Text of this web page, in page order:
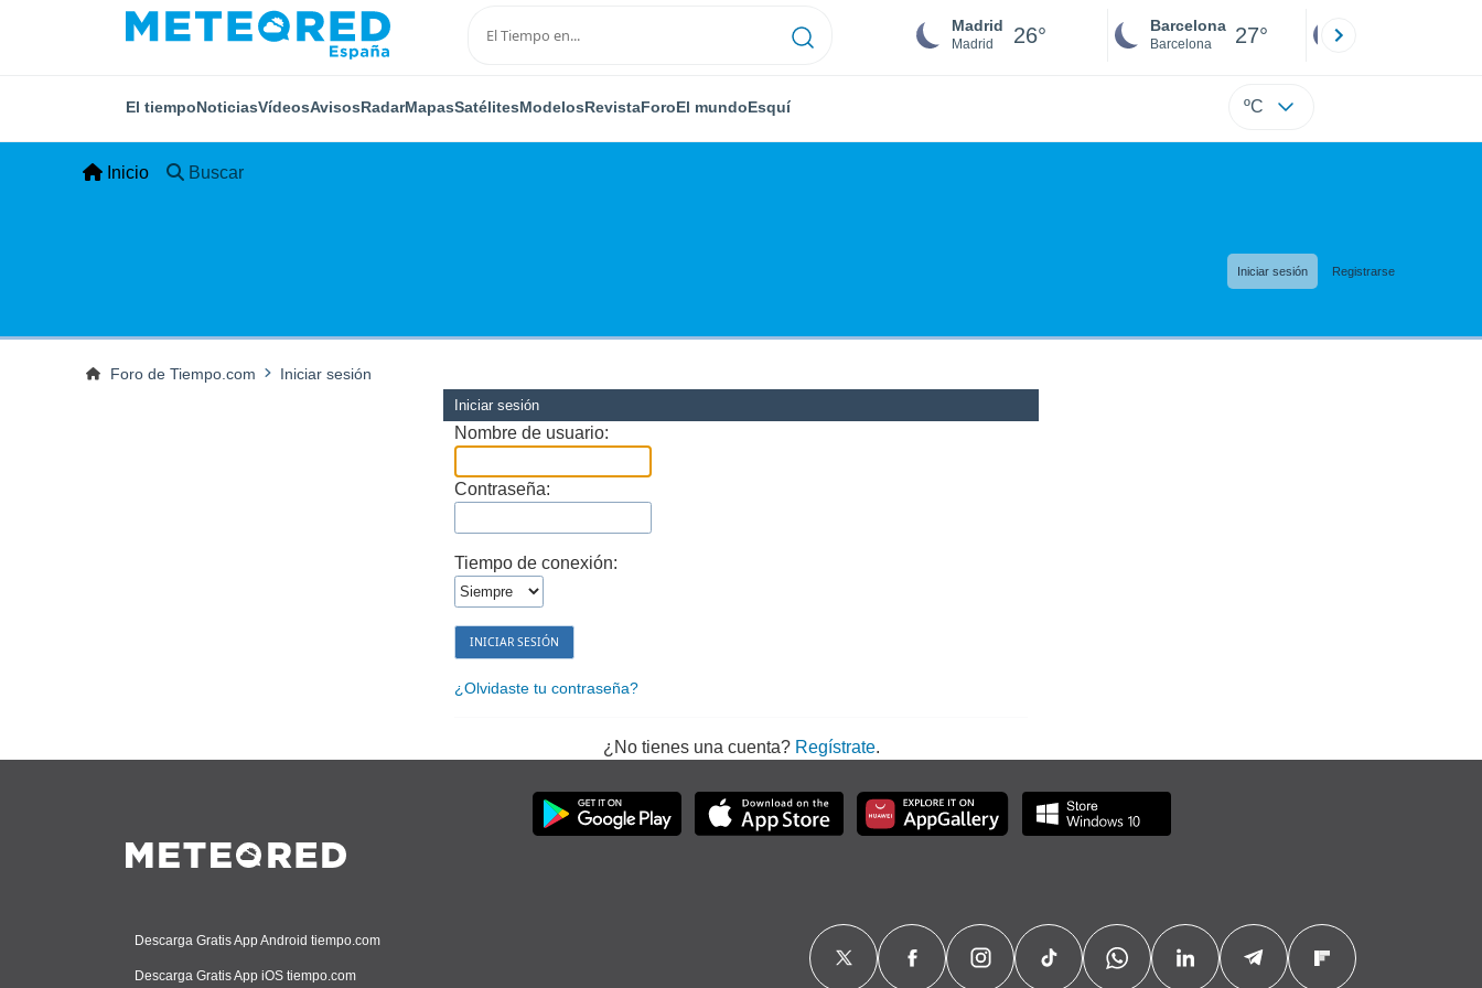
Madrid
Madrid 26° Barcelona
Barcelona 27°
El tiempoNoticiasVídeosAvisosRadarMapasSatélitesModelosRevistaForoEl mundoEsquí ºC
Inicio Buscar
Iniciar sesión Registrarse
Foro de Tiempo.com Iniciar sesión
Iniciar sesión
Nombre de usuario:
Contraseña:
Tiempo de conexión:
¿Olvidaste tu contraseña?
¿No tienes una cuenta? Regístrate.
Descarga Gratis App Android tiempo.com
Descarga Gratis App iOS tiempo.com